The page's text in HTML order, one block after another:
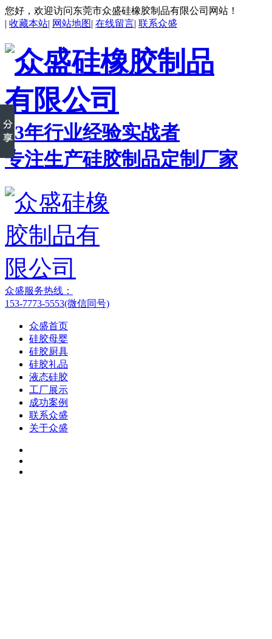
您好，欢迎访问东莞市众盛硅橡胶制品有限公司网站！
| 收藏本站| 网站地图| 在线留言| 联系众盛
23年行业经验实战者
专注生产硅胶制品定制厂家
众盛服务热线：
153-7773-5553(微信同号)
众盛首页
硅胶母婴
硅胶厨具
硅胶礼品
液态硅胶
工厂展示
成功案例
联系众盛
关于众盛